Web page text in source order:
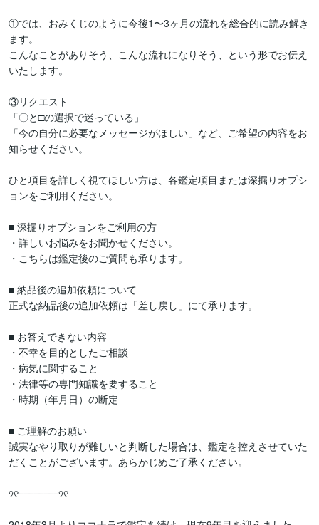
①では、おみくじのように今後1〜3ヶ月の流れを総合的に読み解き
ます。
こんなことがありそう、こんな流れになりそう、という形でお伝え
いたします。
③リクエスト
「〇と□の選択で迷っている」
「今の自分に必要なメッセージがほしい」など、ご希望の内容をお
知らせください。
ひと項目を詳しく視てほしい方は、各鑑定項目または深掘りオプシ
ョンをご利用ください。
■ 深掘りオプションをご利用の方
・詳しいお悩みをお聞かせください。
・こちらは鑑定後のご質問も承ります。
■ 納品後の追加依頼について
正式な納品後の追加依頼は「差し戻し」にて承ります。
■ お答えできない内容
・不幸を目的としたご相談
・病気に関すること
・法律等の専門知識を要すること
・時期（年月日）の断定
■ ご理解のお願い
誠実なやり取りが難しいと判断した場合は、鑑定を控えさせていた
だくことがございます。あらかじめご了承ください。
୨୧┈┈┈┈୨୧